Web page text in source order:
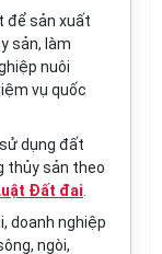
để sản xuất
sản, làm
nuôi
vụ quốc
dụng đất
thủy sản theo
Đất đai
doanh nghiệp
ngòi,